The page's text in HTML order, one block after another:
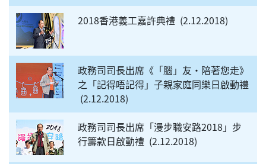
2018香港義工嘉許典禮 2.12.2018
政務司司長出席《「腦」友‧陪著您走》
之「記得唔記得」子親家庭同樂日啟動禮
2.12.2018
政務司司長出席「漫步職安路2018」步
行籌款日啟動禮 2.12.2018